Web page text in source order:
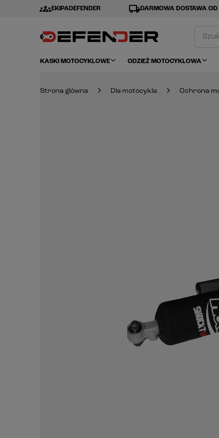
groupsEKIPADEFENDER local_shippingDARMOWA DOSTAWA
KASKI MOTOCYKLOWE ODZIEŻ MOTOCYKLOWA
Strona główna Dla motocykla Ochrona